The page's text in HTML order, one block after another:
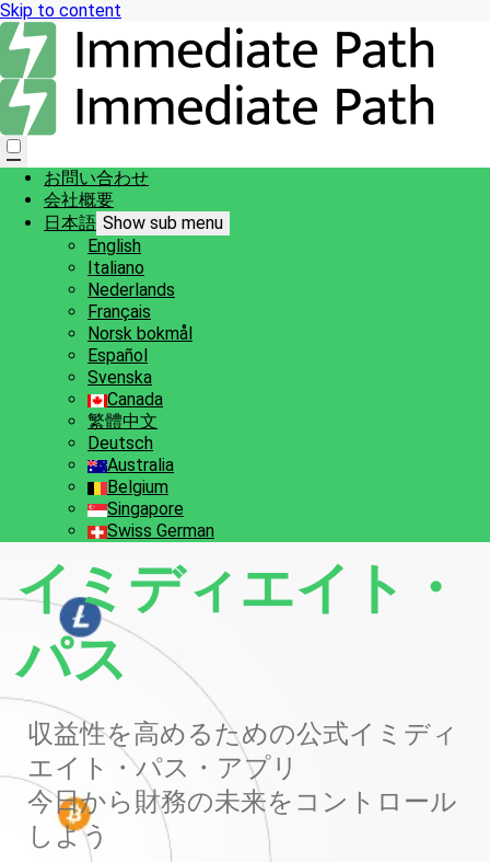
Skip to content
お問い合わせ
会社概要
日本語 Show sub menu
English
Italiano
Nederlands
Français
Norsk bokmål
Español
Svenska
Canada
繁體中文
Deutsch
Australia
Belgium
Singapore
Swiss German
イミディエイト・
パス
収益性を高めるための公式イミディ
エイト・パス・アプリ
今日から財務の未来をコントロール
しよう